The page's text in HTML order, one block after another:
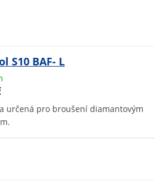
S10 BAF- L
určená pro broušení diamantovým